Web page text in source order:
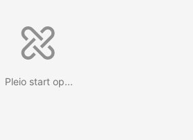
Pleio start op...